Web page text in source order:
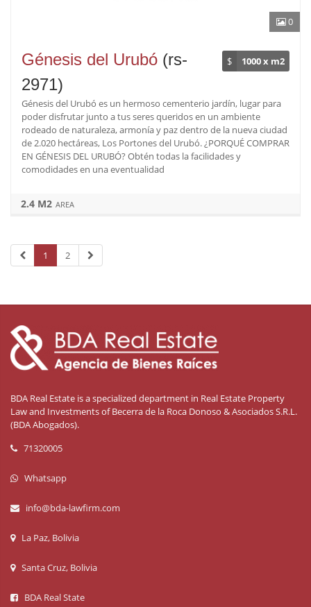
0
$ 1000 x m2
Génesis del Urubó (rs-
2971)
Génesis del Urubó es un hermoso cementerio jardín, lugar para
poder disfrutar junto a tus seres queridos en un ambiente
rodeado de naturaleza, armonía y paz dentro de la nueva ciudad
de 2.020 hectáreas, Los Portones del Urubó. ¿PORQUÉ COMPRAR
EN GÉNESIS DEL URUBÓ? Obtén todas la facilidades y
comodidades en una eventualidad
2.4 M2 AREA
1 2
BDA Real Estate is a specialized department in Real Estate Property
Law and Investments of Becerra de la Roca Donoso & Asociados S.R.L.
(BDA Abogados).
71320005
Whatsapp
info@bda-lawfirm.com
La Paz, Bolivia
Santa Cruz, Bolivia
BDA Real State